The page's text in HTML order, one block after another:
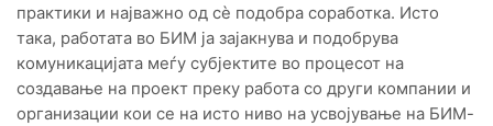
практики и најважно од сѐ подобра соработка. Исто
така, работата во БИМ ја зајакнува и подобрува
комуникацијата меѓу субјектите во процесот на
создавање на проект преку работа со други компании и
организации кои се на исто ниво на усвојување на БИМ-